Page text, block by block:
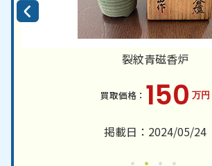
裂紋青磁香炉
150 万円
掲載日：2024/05/24